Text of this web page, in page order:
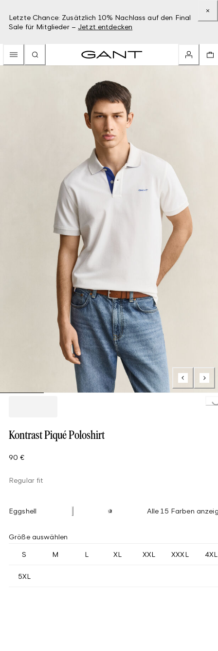
Letzte Chance: Zusätzlich 10% Nachlass auf den Final
Sale für Mitglieder – Jetzt entdecken
Loading...
Kontrast Piqué Poloshirt
90 €
Regular fit
Eggshell Alle 15 Farben
Größe auswählen
S M L XL XXL XXXL 4XL
5XL